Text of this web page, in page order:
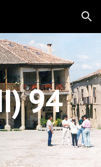
Skip to navigation
94